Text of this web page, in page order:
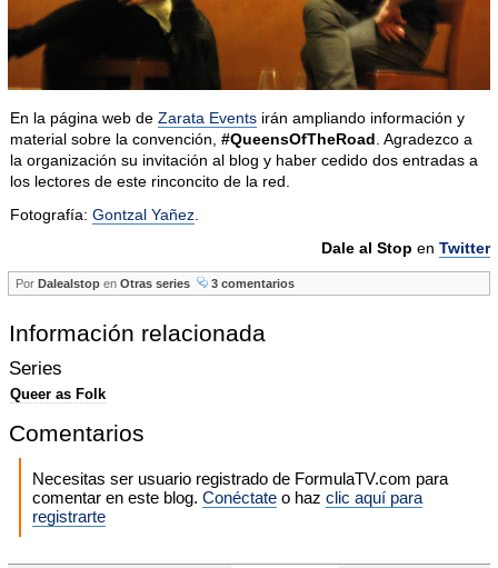
En la página web de Zarata Events irán ampliando información y
material sobre la convención, #QueensOfTheRoad . Agradezco a
la organización su invitación al blog y haber cedido dos entradas a
los lectores de este rinconcito de la red.
Fotografía: Gontzal Yañez
Dale al Stop en Twitter
Por Dalealstop en Otras series 3 comentarios
Información relacionada
Series
Queer as Folk
Comentarios
Necesitas ser usuario registrado de FormulaTV.com para
comentar en este blog. Conéctate o haz clic aquí para
registrarte